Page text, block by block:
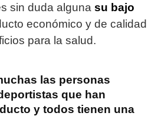
sin duda alguna su bajo
económico y de calidad
para la salud.
las personas
que han
y todos tienen una